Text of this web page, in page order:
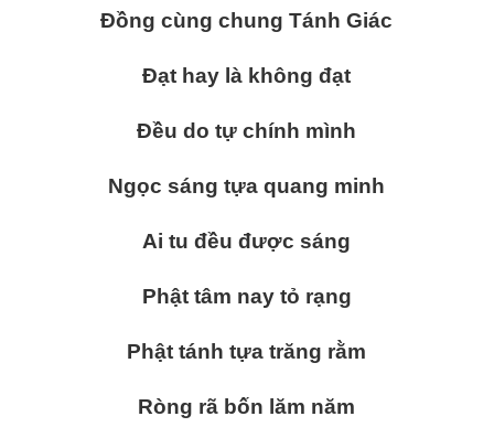
Đồng cùng chung Tánh Giác
Đạt hay là không đạt
Đều do tự chính mình
Ngọc sáng tựa quang minh
Ai tu đều được sáng
Phật tâm nay tỏ rạng
Phật tánh tựa trăng rằm
Ròng rã bốn lăm năm